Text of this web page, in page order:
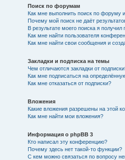
Поиск по форумам
Как мне выполнить поиск по форуму
Почему мой поиск не даёт
В результате моего поиска я получил
Как мне найти пользователя
Как мне найти свои сообщения и
Закладки и подписка на темы
Чем отличаются закладки от
Как мне подписаться на
Как мне отказаться от подписки?
Вложения
Какие вложения разрешены на этой
Как мне найти мои вложения?
Информация о phpBB 3
Кто написал эту конференцию?
Почему здесь нет такой-то функции?
С кем можно связаться по вопросу